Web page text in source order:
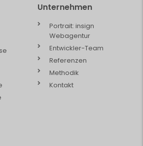
Unternehmen
Portrait: insign
Webagentur
Entwickler-Team
Referenzen
Methodik
Kontakt